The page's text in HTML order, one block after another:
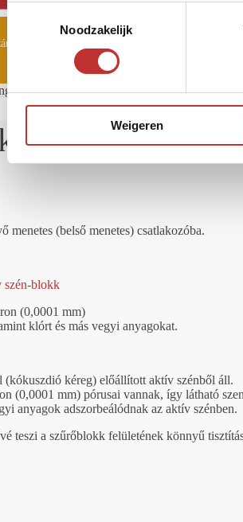
Toestemmingsselectie
Noodzakelijk
Weigeren
is:
karkötő Geroy 13 négyzet alakú
Geroy 13
menetes (belső menetes) csatlakozóba.
szén-blokk
(0,0001 mm)
klórt és más vegyi anyagokat.
(kókuszdió kéreg) előállított aktív szénből áll.
(0,0001 mm) pórusai vannak, így látható
anyagok adszorbeálódnak az aktív szénben.
teszi a szűrőblokk felületének könnyű